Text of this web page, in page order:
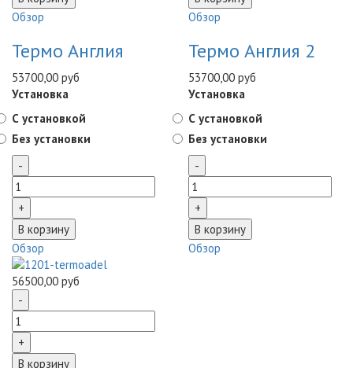
Обзор
Термо Англия
53700,00 руб
Установка
С установкой
Без установки
Обзор
Обзор
Термо Англия 2
53700,00 руб
Установка
С установкой
Без установки
Обзор
56500,00 руб